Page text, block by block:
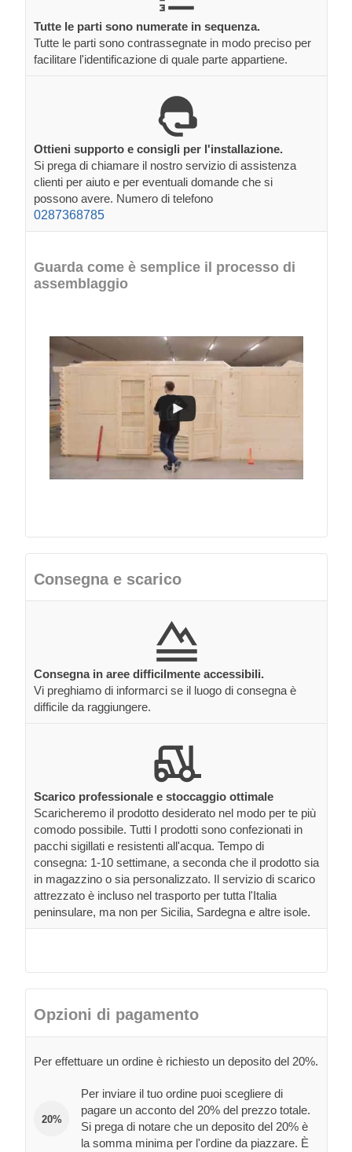
Tutte le parti sono numerate in sequenza.
Tutte le parti sono contrassegnate in modo preciso per
facilitare l'identificazione di quale parte appartiene.
Ottieni supporto e consigli per l'installazione.
Si prega di chiamare il nostro servizio di assistenza
clienti per aiuto e per eventuali domande che si
possono avere. Numero di telefono
0287368785
Guarda come è semplice il processo di
assemblaggio
Consegna e scarico
Consegna in aree difficilmente accessibili.
Vi preghiamo di informarci se il luogo di consegna è
difficile da raggiungere.
Scarico professionale e stoccaggio ottimale
Scaricheremo il prodotto desiderato nel modo per te più
comodo possibile. Tutti I prodotti sono confezionati in
pacchi sigillati e resistenti all'acqua. Tempo di
consegna: 1-10 settimane, a seconda che il prodotto sia
in magazzino o sia personalizzato. Il servizio di scarico
attrezzato è incluso nel trasporto per tutta l'Italia
peninsulare, ma non per Sicilia, Sardegna e altre isole.
Opzioni di pagamento
Per effettuare un ordine è richiesto un deposito del 20%.
20%
Per inviare il tuo ordine puoi scegliere di
pagare un acconto del 20% del prezzo totale.
Si prega di notare che un deposito del 20% è
la somma minima per l'ordine da piazzare. È